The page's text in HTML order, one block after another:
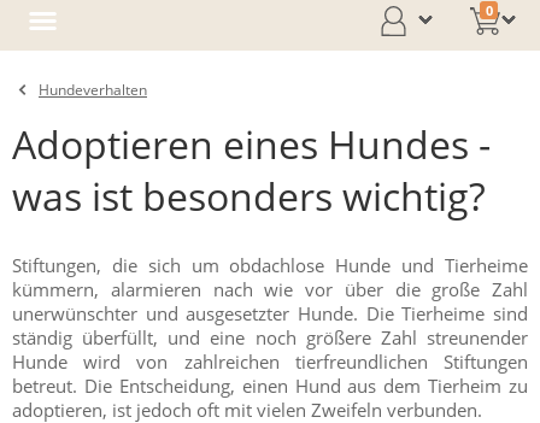
0
Hundeverhalten
Adoptieren eines Hundes -
was ist besonders wichtig?
Stiftungen, die sich um obdachlose Hunde und Tierheime
kümmern, alarmieren nach wie vor über die große Zahl
unerwünschter und ausgesetzter Hunde. Die Tierheime sind
ständig überfüllt, und eine noch größere Zahl streunender
Hunde wird von zahlreichen tierfreundlichen Stiftungen
betreut. Die Entscheidung, einen Hund aus dem Tierheim zu
adoptieren, ist jedoch oft mit vielen Zweifeln verbunden.